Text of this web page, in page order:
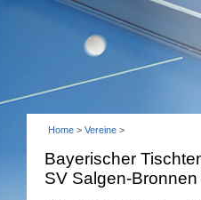
Home > Vereine >
Bayerischer
SV Salgen-Bronnen